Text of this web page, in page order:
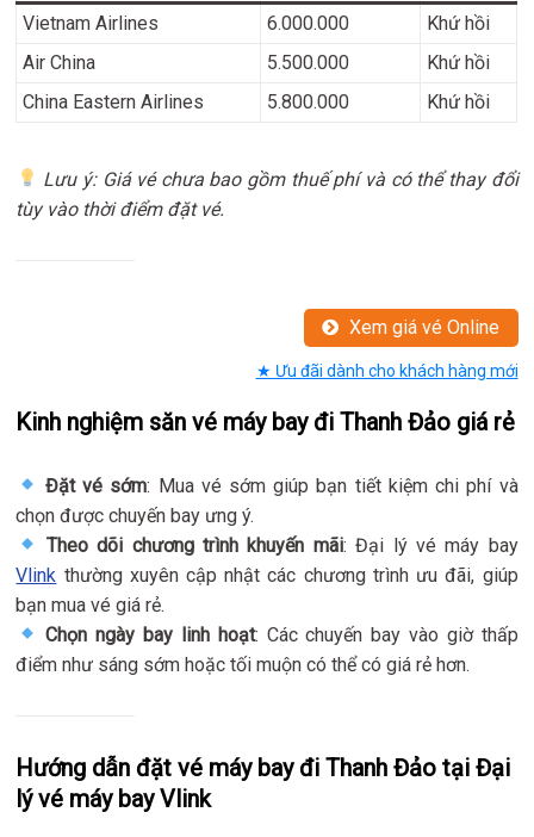
Vietnam Airlines 6.000.000
Khứ hồi
Air China
5.500.000
Khứ hồi
China Eastern Airlines
5.800.000 Khứ hồi
Lưu ý: Giá vé chưa bao gồm thuế phí và có thể thay đổi
tùy vào thời điểm đặt vé.
Xem giá vé Online
★ Ưu đãi dành cho khách hàng mới
Kinh nghiệm săn vé máy bay đi Thanh Đảo giá rẻ
Đặt vé sớm: Mua vé sớm giúp bạn tiết kiệm chi phí và
chọn được chuyến bay ưng ý.
Theo dõi chương trình khuyến mãi: Đại lý vé máy bay
Vlink thường xuyên cập nhật các chương trình ưu đãi, giúp
bạn mua vé giá rẻ.
Chọn ngày bay linh hoạt: Các chuyến bay vào giờ thấp
điểm như sáng sớm hoặc tối muộn có thể có giá rẻ hơn.
Hướng dẫn đặt vé máy bay đi Thanh Đảo tại Đại
lý vé máy bay Vlink